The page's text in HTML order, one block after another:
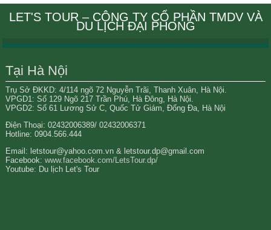
LET'S TOUR – CÔNG TY CỔ PHẦN TMDV VÀ
DU LỊCH ĐẠI PHONG
Tại Hà Nội
Trụ Sở ĐKKD: 4/114 ngõ 72 Nguyễn Trãi, Thanh Xuân, Hà Nội.
VPGD1: Số 129 Ngõ 217 Trần Phú, Hà Đông, Hà Nội.
VPGD2: Số 61 Lương Sử C, Quốc Tử Giám, Đống Đa, Hà Nội
Điện Thoại: 02432006389/ 02432006371
Hotline: 0904.566.444
Email: letstour@yahoo.com.vn & letstour.dp@gmail.com
Facebook: www.facebook.com/LetsTour.dp/
Youtube: Du lịch Let's Tour